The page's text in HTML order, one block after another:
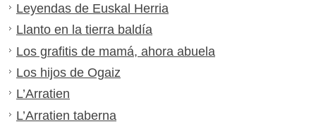
Leyendas de Euskal Herria
Llanto en la tierra baldía
Los grafitis de mamá, ahora abuela
Los hijos de Ogaiz
L’Arratien
L’Arratien taberna